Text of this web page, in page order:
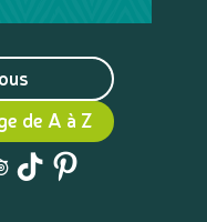
de A à Z